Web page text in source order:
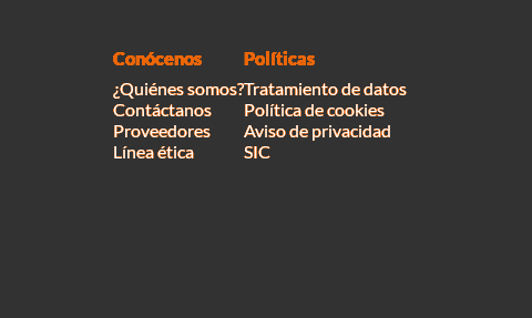
Conócenos
¿Quiénes somos?
Contáctanos
Proveedores
Línea ética
Políticas
Tratamiento de datos
Política de cookies
Aviso de privacidad
SIC